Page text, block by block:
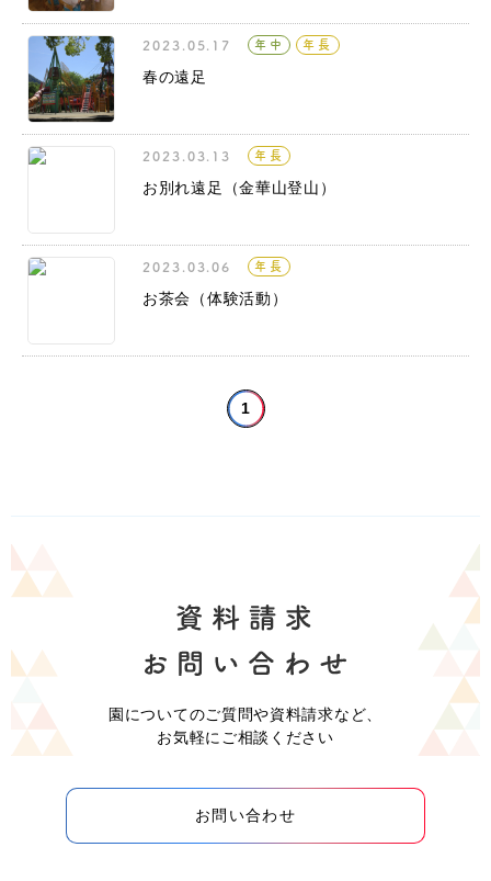
2023.05.17 年中 年長
春の遠足
2023.03.13 年長
お別れ遠足（金華山登山）
2023.03.06 年長
お茶会（体験活動）
1
園についてのご質問や資料請求など、
お気軽にご相談ください
お問い合わせ